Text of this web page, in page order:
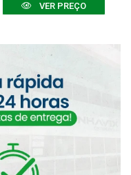
VER PREÇO